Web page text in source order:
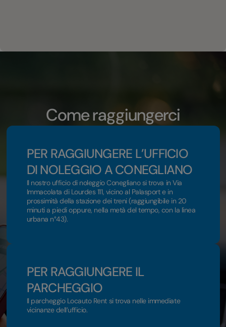
Come raggiungerci
PER RAGGIUNGERE L’UFFICIO
DI NOLEGGIO A CONEGLIANO
Il nostro ufficio di noleggio Conegliano si trova in Via
Immacolata di Lourdes 111, vicino al Palasport e in
prossimità della stazione dei treni (raggiungibile in 20
minuti a piedi oppure, nella metà del tempo, con la linea
urbana n°43).
PER RAGGIUNGERE IL
PARCHEGGIO
Il parcheggio Locauto Rent si trova nelle immediate
vicinanze dell’ufficio.